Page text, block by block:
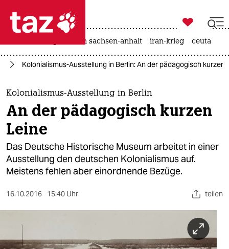
 taz zahl ich
taz zahl ich
themen
politik
öko
gesellschaft
sport
berlin

taz zahl ich
landtagswahl in sachsen-anhalt iran-krieg ceuta
Kolonialismus-Ausstellung in Berlin: An der pädagogisch kurzen
Kolonialismus-Ausstellung in Berlin
An der pädagogisch kurzen
Leine
Das Deutsche Historische Museum arbeitet in einer
Ausstellung den deutschen Kolonialismus auf.
Meistens fehlen aber einordnende Bezüge.
16.10.2016 15:40 Uhr teilen